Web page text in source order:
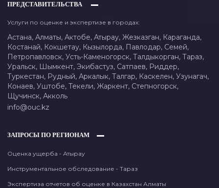
ПРЕДСТАВИТЕЛЬСТВА
Услуги по оценке и экспертизе в городах:
Астана, Алматы, Актобе, Атырау, Жезказган, Караганда,
Костанай, Кокшетау, Кызылорда, Павлодар, Семей,
Петропавловск, Усть-Каменогорск, Талдыкорган, Тараз,
Уральск, Шымкент, Экибастуз, Сатпаев, Риддер,
Туркестан, Рудный, Аркалык, Талгар, Каскелен, Узунагач,
Конаев, Уштобе, Текели, Жаркент, Степногорск,
Щучинск, Акколь
info@ouc.kz
ЗАПРОСЫ ПО РЕГИОНАМ
Оценка ущерба - Атырау
Инструментальное обследование - Тараз
Экспертиза отчетов об оценке в Казахстан Алматы